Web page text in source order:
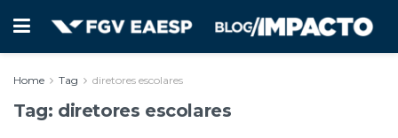
Home Tag diretores escolares
Tag: diretores escolares